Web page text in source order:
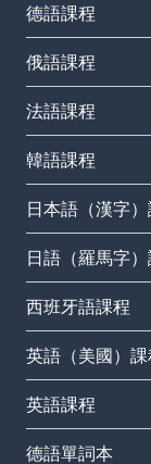
德語課程
俄語課程
法語課程
韓語課程
日本語（漢字
日語（羅馬字
西班牙語課程
英語（美國）課
英語課程
德語單詞本